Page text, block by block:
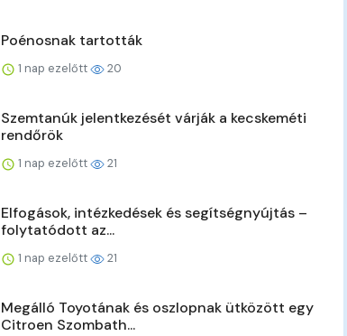
Poénosnak tartották
1 nap ezelőtt 20
Szemtanúk jelentkezését várják a kecskeméti
rendőrök
1 nap ezelőtt 21
Elfogások, intézkedések és segítségnyújtás –
folytatódott az...
1 nap ezelőtt 21
Megálló Toyotának és oszlopnak ütközött egy
Citroen Szombath...